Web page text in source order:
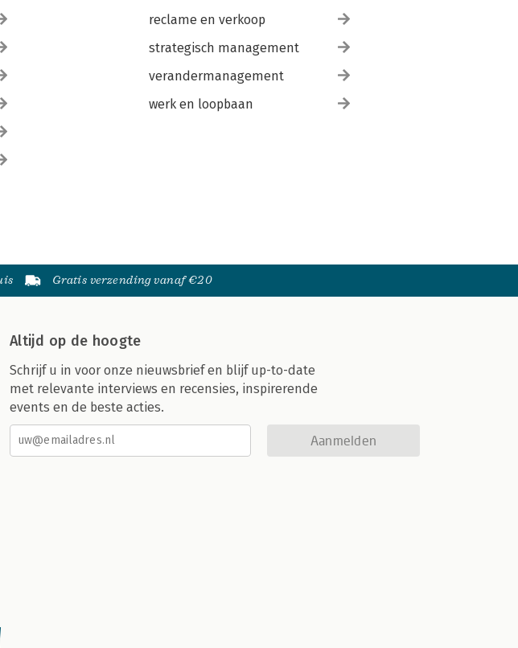
reclame en verkoop
strategisch management
verandermanagement
werk en loopbaan
Gratis verzending vanaf €20
Altijd op de hoogte
Schrijf u in voor onze nieuwsbrief en blijf up-to-date
met relevante interviews en recensies, inspirerende
events en de beste acties.
Aanmelden